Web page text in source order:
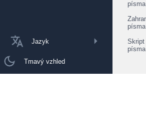
Jazyk
Tmavý vzhled
písma
písma
Skript
písma